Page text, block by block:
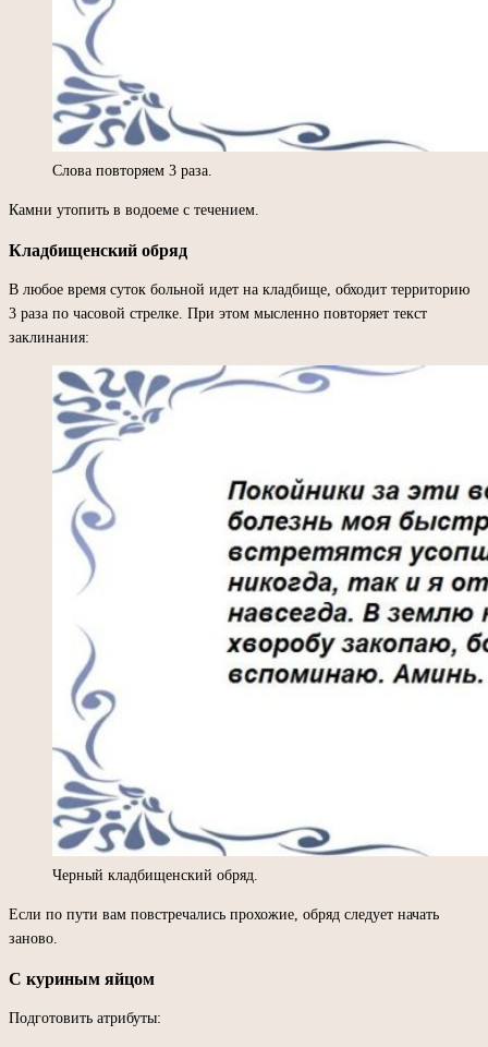
Слова повторяем 3 раза.
Камни утопить в водоеме с течением.
Кладбищенский обряд
В любое время суток больной идет на кладбище, обходит территорию
3 раза по часовой стрелке. При этом мысленно повторяет текст
заклинания:
Черный кладбищенский обряд.
Если по пути вам повстречались прохожие, обряд следует начать
заново.
С куриным яйцом
Подготовить атрибуты: